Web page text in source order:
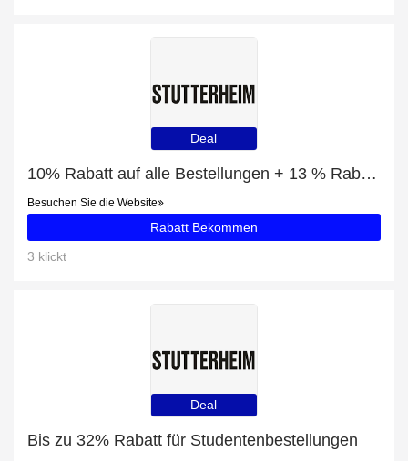
Deal
10% Rabatt auf alle Bestellungen + 13 % Rabatt auf Concert Opal Poncho
Besuchen Sie die Website
Rabatt Bekommen
3 klickt
Deal
Bis zu 32% Rabatt für Studentenbestellungen